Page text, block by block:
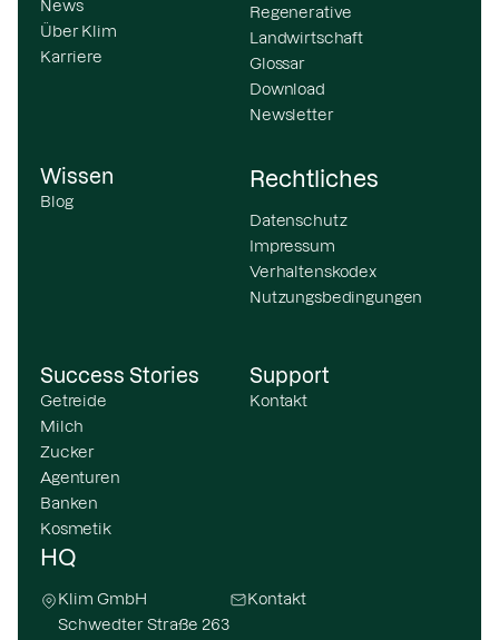
News
Über Klim
Karriere
Regenerative
Landwirtschaft
Glossar
Download
Newsletter
Wissen
Blog
Rechtliches
Datenschutz
Impressum
Verhaltenskodex
Nutzungsbedingungen
Success Stories
Getreide
Milch
Zucker
Agenturen
Banken
Kosmetik
Support
Kontakt
HQ
Klim GmbH
Schwedter Straße 263
Kontakt